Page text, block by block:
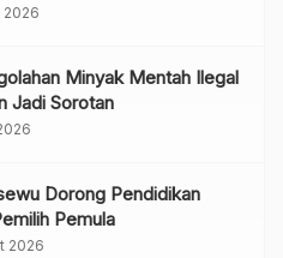
2026
Minyak Mentah Ilegal
Jadi Sorotan
Dorong Pendidikan
Pemula
2026